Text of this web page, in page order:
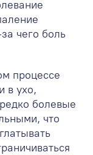
чего боль
процессе
в ухо,
болевые
что